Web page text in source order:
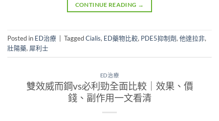
CONTINUE READING →
Posted in ED治療 TaggedCialis, ED藥物比較, PDE5抑制劑, 他達拉非,
壯陽藥, 犀利士
ED治療
雙效威而鋼vs必利勁全面比較｜效果、價
錢、副作用一文看清